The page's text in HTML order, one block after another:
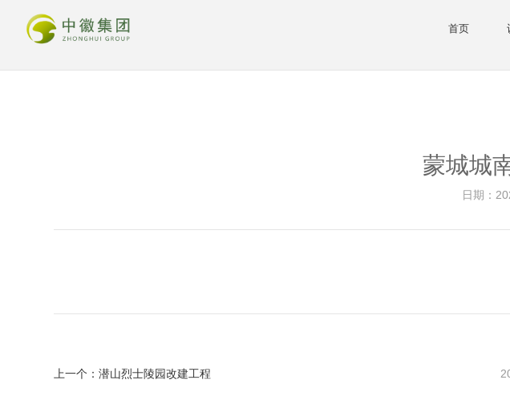
首页
蒙城城
日期：
上一个：潜山烈士陵园改建工程